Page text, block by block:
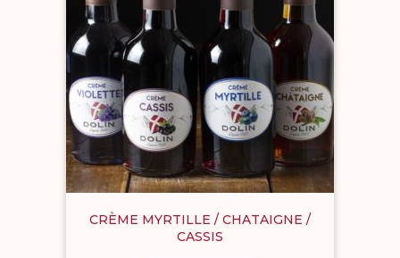
CRÈME MYRTILLE / CHATAIGNE /
CASSIS